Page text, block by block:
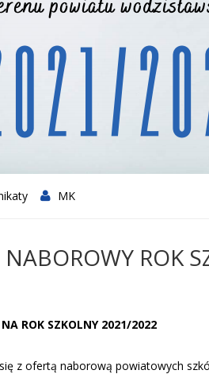
MK
ROK
ROK SZKOLNY 2021/2022
z ofertą naborową powiatowych